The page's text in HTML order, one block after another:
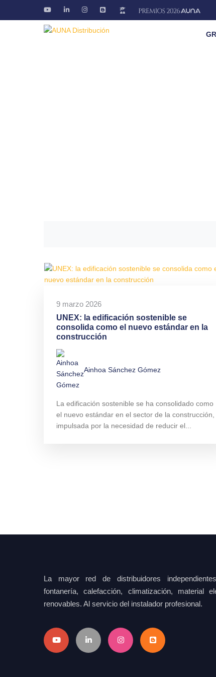
9 marzo 2026
UNEX: la edificación sostenible se
consolida como el nuevo estándar en la
construcción
Ainhoa Sánchez Gómez
La edificación sostenible se ha consolidado como
el nuevo estándar en el sector de la construcción,
impulsada por la necesidad de reducir el...
La mayor red de distribuidores
fontanería, calefacción, climatización, material
renovables. Al servicio del instalador profesional.